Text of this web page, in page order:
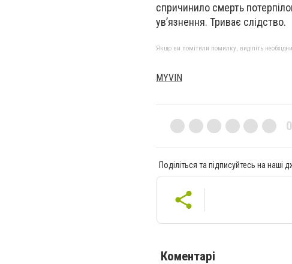
спричинило смерть
ув’язнення. Триває слідство.
Якщо ви помітили помилку, виділіть
MYVIN
Поділіться та підписуйтесь на наші
Коментарі